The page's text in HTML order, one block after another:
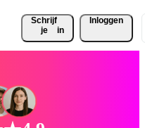
Schrijf
je
in
Inloggen